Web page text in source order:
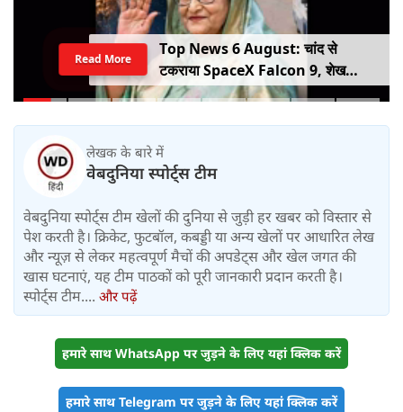
Top News 6 August: चांद से
टकराया SpaceX Falcon 9, शेख
हसीना की घर वापसी का ऐलान, MP में बस
Read More
लेखक के बारे में
वेबदुनिया स्पोर्ट्स टीम
वेबदुनिया स्पोर्ट्स टीम खेलों की दुनिया से जुड़ी हर खबर को विस्तार से
पेश करती है। क्रिकेट, फुटबॉल, कबड्डी या अन्य खेलों पर आधारित लेख
और न्यूज़ से लेकर महत्वपूर्ण मैचों की अपडेट्स और खेल जगत की
खास घटनाएं, यह टीम पाठकों को पूरी जानकारी प्रदान करती है।
स्पोर्ट्स टीम.... और पढ़ें
हमारे साथ WhatsApp पर जुड़ने के लिए यहां क्लिक करें
हमारे साथ Telegram पर जुड़ने के लिए यहां क्लिक करें